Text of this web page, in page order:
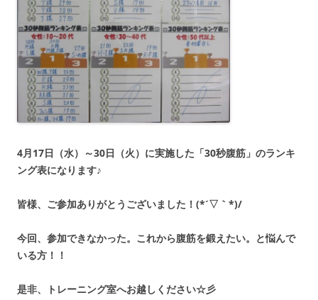
4月17日（水）～30日（火）に実施した「30秒腹筋」のランキ
ング表になります♪
皆様、ご参加ありがとうございました！(*´▽｀*)/
今回、参加できなかった。これから腹筋を鍛えたい。と悩んで
いる方！！
是非、トレーニング室へお越しください☆彡